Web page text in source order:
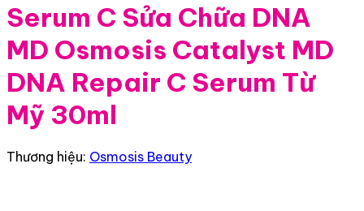
Serum C Sửa Chữa DNA
MD Osmosis Catalyst MD
DNA Repair C Serum Từ
Mỹ 30ml
Thương hiệu: Osmosis Beauty